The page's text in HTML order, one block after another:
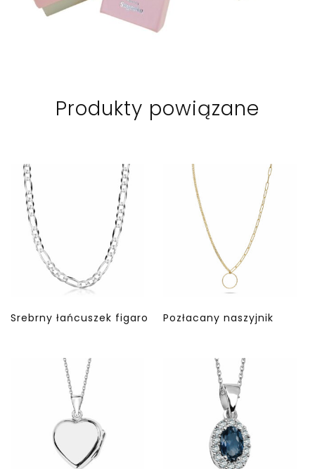
Produkty powiązane
Srebrny łańcuszek figaro Pozłacany naszyjnik